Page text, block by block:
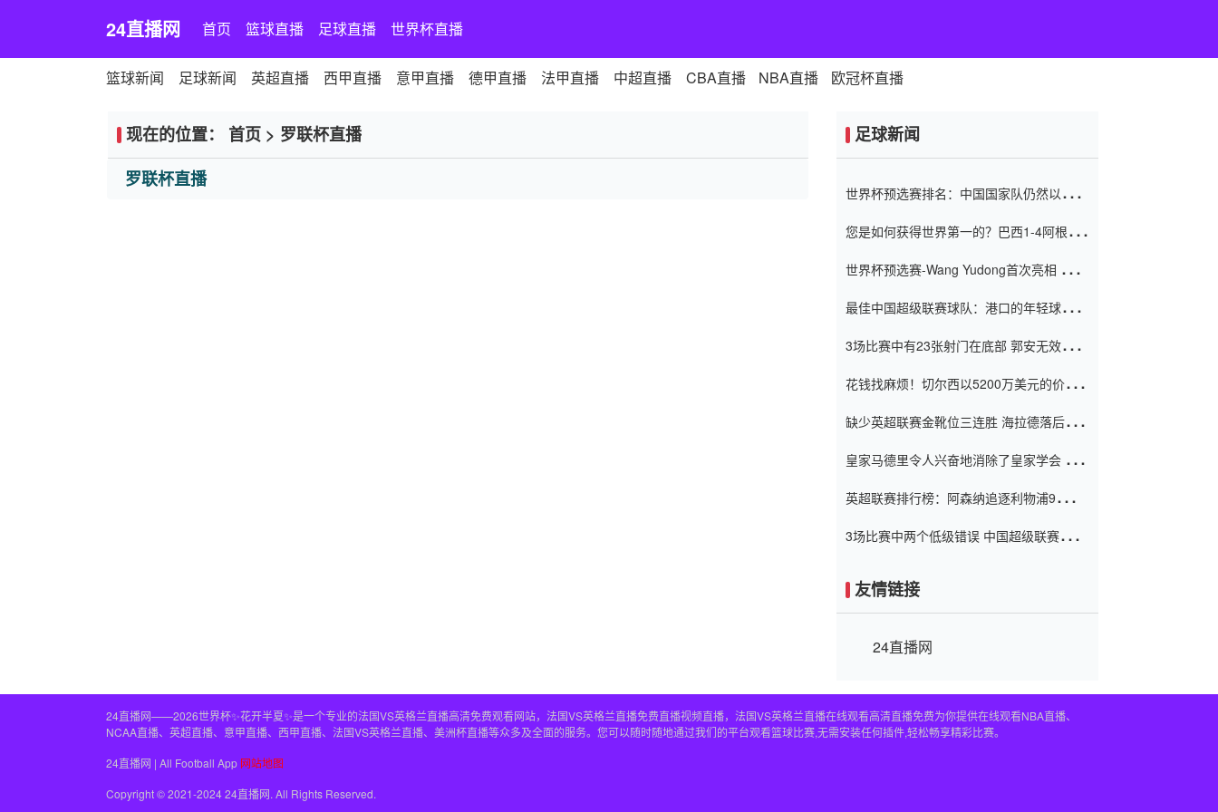
24直播网 首页 篮球直播 足球直播 世界杯直播
篮球新闻 足球新闻 英超直播 西甲直播 意甲直播 德甲直播 法甲直播 中超直播 CBA直播 NBA直播 欧冠杯直播
现在的位置： 首页 > 罗联杯直播
罗联杯直播
足球新闻
世界杯预选赛排名：中国国家队仍然以6分
您是如何获得世界第一的？巴西1-4阿根
世界杯预选赛-Wang Yudong首次亮相 中国
最佳中国超级联赛球队：港口的年轻球员在
（Taishan）
3场比赛中有23张射门在底部 郭安无效传球
花钱找麻烦！切尔西以5200万美元的价格
窗口
缺少英超联赛金靴位三连胜 海拉德落后6球
皇家马德里令人兴奋地消除了皇家学会 安
英超联赛排行榜：阿森纳追逐利物浦9分 曼
3场比赛中两个低级错误 中国超级联赛的前
友情链接
24直播网
24直播网——2026世界杯✨花开半夏✨是一个专业的法国VS英格兰直播高清免费观看网站，法国VS英格兰直播免费直播视频直播，法国VS英格兰直播在线观看高清直播免费为你提供在线观看NBA直播、
NCAA直播、英超直播、意甲直播、西甲直播、法国VS英格兰直播、美洲杯直播等众多及全面的服务。您可以随时随地通过我们的平台观看篮球比赛,无需安装任何插件,轻松畅享精彩比赛。
24直播网 | All Football App 网站地图
Copyright © 2021-2024 24直播网. All Rights Reserved.